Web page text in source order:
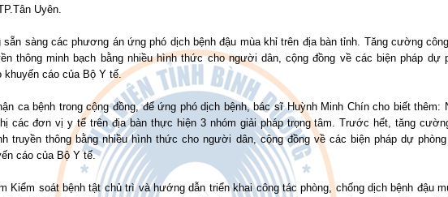
Uyên.
sàng các phương án ứng phó dịch bệnh đậu mùa khỉ trên địa bàn tỉnh. Tăng cường
thông minh bạch bằng nhiều hình thức cho người dân, cộng đồng về các biện pháp dự
khuyến cáo của Bộ Y tế.
ca bệnh trong cộng đồng, để ứng phó dịch bệnh, bác sĩ Huỳnh Minh Chín cho biết thêm:
các đơn vị y tế trên địa bàn thực hiện 3 nhóm giải pháp trọng tâm. Trước hết, tăng
truyền thông bằng nhiều hình thức cho người dân, cộng đồng về các biện pháp dự
cáo của Bộ Y tế.
Kiểm soát bệnh tật chủ trì và hướng dẫn triển khai công tác phòng, chống dịch bệnh đậu